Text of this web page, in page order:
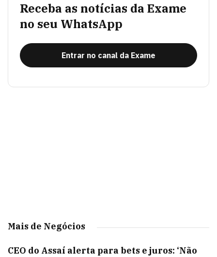
Receba as notícias da Exame
no seu WhatsApp
Entrar no canal da Exame
Mais de Negócios
CEO do Assaí alerta para bets e juros: ‘Não